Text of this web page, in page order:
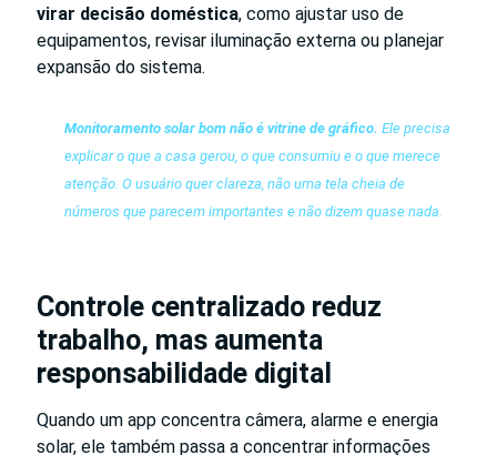
virar decisão doméstica, como ajustar uso de
equipamentos, revisar iluminação externa ou planejar
expansão do sistema.
Monitoramento solar bom não é vitrine de gráfico. Ele precisa
explicar o que a casa gerou, o que consumiu e o que merece
atenção. O usuário quer clareza, não uma tela cheia de
números que parecem importantes e não dizem quase nada.
Controle centralizado reduz
trabalho, mas aumenta
responsabilidade digital
Quando um app concentra câmera, alarme e energia
solar, ele também passa a concentrar informações